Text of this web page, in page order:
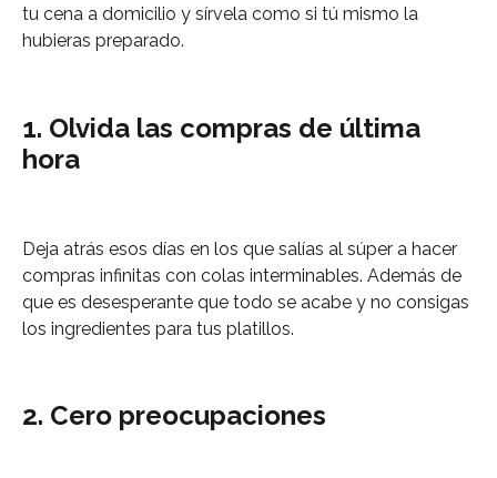
tu cena a domicilio y sírvela como si tú mismo la
hubieras preparado.
1. Olvida las compras de última
hora
Deja atrás esos días en los que salías al súper a hacer
compras infinitas con colas interminables. Además de
que es desesperante que todo se acabe y no consigas
los ingredientes para tus platillos.
2. Cero preocupaciones